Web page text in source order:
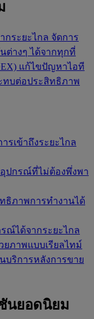
กระยะไกล จัดการ
ต่างๆ ได้จากทุกที่
แก้ไขปัญหาไอที
ทบต่อประสิทธิภาพ
รเข้าถึงระยะไกล
ปกรณ์ที่ไม่ต้องพึ่งพา
ธิภาพการทำงานได้
ณ์ได้จากระยะไกล
ยภาพแบบเรียลไทม์
บริการหลังการขาย
นยอดนิยม